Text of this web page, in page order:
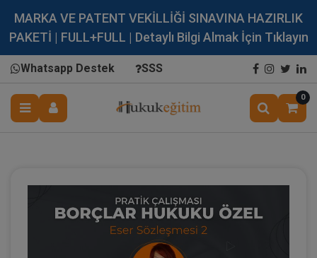
MARKA VE PATENT VEKİLLİĞİ SINAVINA HAZIRLIK
PAKETİ | FULL+FULL | Detaylı Bilgi Almak İçin Tıklayın
Whatsapp Destek SSS
0